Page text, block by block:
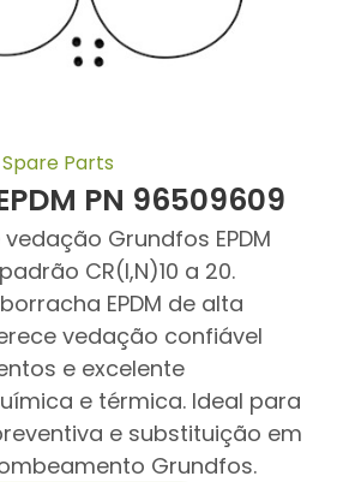
Parts
PN 96509609
Grundfos EPDM
CR(I,N)10 a 20.
EPDM de alta
vedação confiável
e excelente
e térmica. Ideal para
e substituição em
Grundfos.